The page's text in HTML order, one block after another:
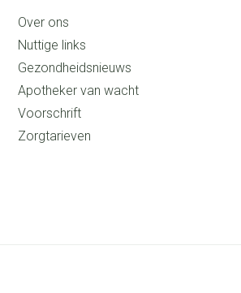
Over ons
Nuttige links
Gezondheidsnieuws
Apotheker van wacht
Voorschrift
Zorgtarieven